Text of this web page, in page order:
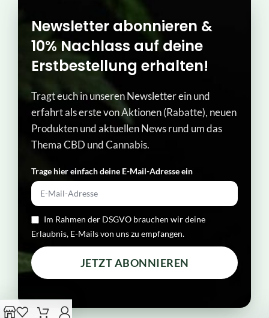
Newsletter abonnieren &
10% Nachlass auf deine
Erstbestellung erhalten!
Tragt euch in unseren Newsletter ein und
erfahrt als erste von Aktionen (Rabatte), neuen
Produkten und aktuellen News rund um das
Thema CBD und Cannabis.
Trage hier einfach deine E-Mail-Adresse ein​
Im Rahmen der DSGVO brauchen wir deine
Erlaubnis, E-Mails von uns zu empfangen.
JETZT ABONNIEREN